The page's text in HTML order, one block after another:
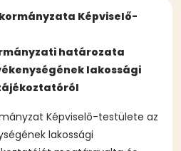
Képviselő-
határozata
lakossági
Képviselő-testülete az
lakossági